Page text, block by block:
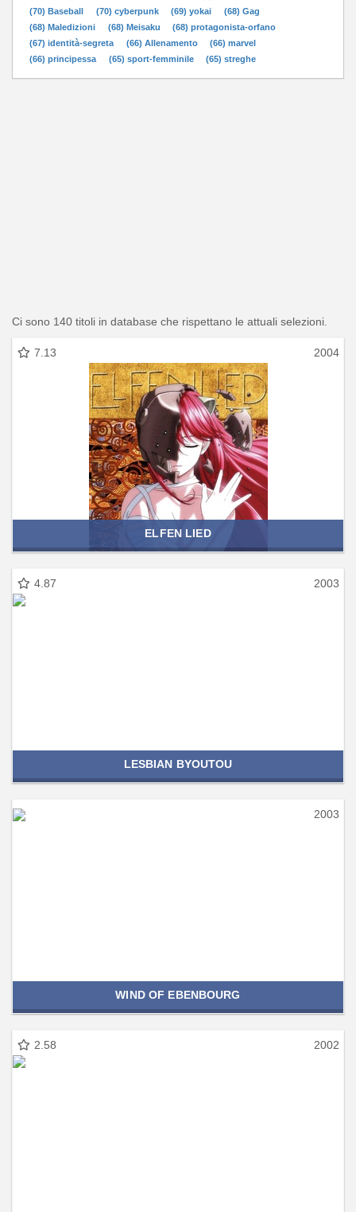
(70) Baseball
(70) cyberpunk (69) yokai
(68) Gag
(68) Maledizioni
(68) Meisaku
(68) protagonista-orfano
(67) identità-segreta
(66) Allenamento
(66) marvel
(66) principessa
(65) sport-femminile (65) streghe
Ci sono 140 titoli in database che rispettano le attuali selezioni.
7.13 2004
ELFEN LIED
4.87 2003
LESBIAN BYOUTOU
2003
WIND OF EBENBOURG
2.58 2002